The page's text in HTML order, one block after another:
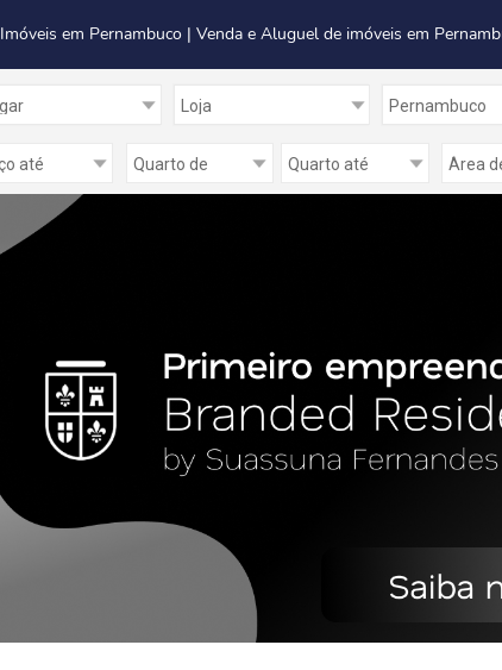
Imóveis em Pernambuco | Venda e Aluguel de imóveis em